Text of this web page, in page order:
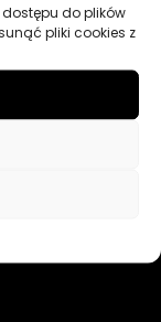
do plików
pliki cookies z